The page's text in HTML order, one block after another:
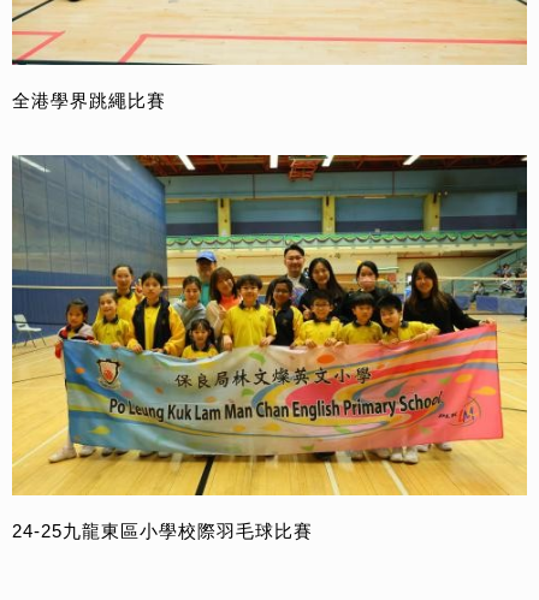
全港學界跳繩比賽
24-25九龍東區小學校際羽毛球比賽